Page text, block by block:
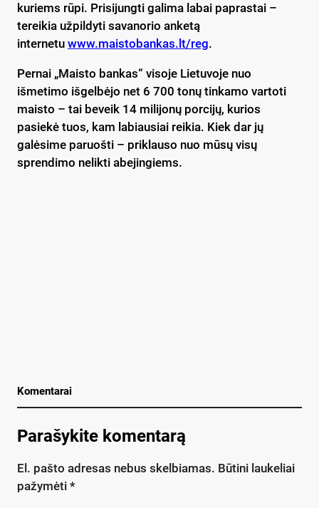
kuriems rūpi. Prisijungti galima labai paprastai –
tereikia užpildyti savanorio anketą
internetu www.maistobankas.lt/reg.
Pernai „Maisto bankas“ visoje Lietuvoje nuo
išmetimo išgelbėjo net 6 700 tonų tinkamo vartoti
maisto – tai beveik 14 milijonų porcijų, kurios
pasiekė tuos, kam labiausiai reikia. Kiek dar jų
galėsime paruošti – priklauso nuo mūsų visų
sprendimo nelikti abejingiems.
Komentarai
Parašykite komentarą
El. pašto adresas nebus skelbiamas. Būtini laukeliai
pažymėti *